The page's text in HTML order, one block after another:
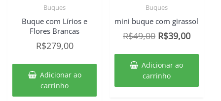
Buques
Buque com Lírios e
Flores Brancas
R$279,00
Adicionar ao
carrinho
Buques
mini buque com girassol
R$49,00 O
original
era:
R$49,00.
R$39,00O
Adicionar ao
carrinho